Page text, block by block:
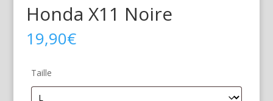
Honda X11 Noire
19,90€
Taille